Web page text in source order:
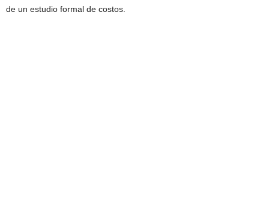
de un estudio formal de costos.